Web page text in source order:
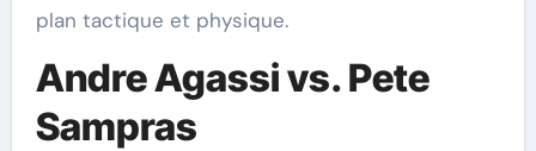
plan tactique et physique.
Andre Agassi vs. Pete
Sampras